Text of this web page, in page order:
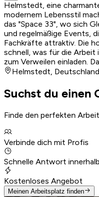
Helmstedt, eine
modernem Lebensstil
das "Space 33", wo sich
und regelmäßige Events,
Fachkräfte attraktiv. Die
schnell, was für die Arbeit
zum Verweilen einladen.
Helmstedt, Deutschland
Suchst du einen
Finde den perfekten
Verbinde dich mit Profis
Schnelle Antwort
Kostenloses Angebot
Meinen Arbeitsplatz finden